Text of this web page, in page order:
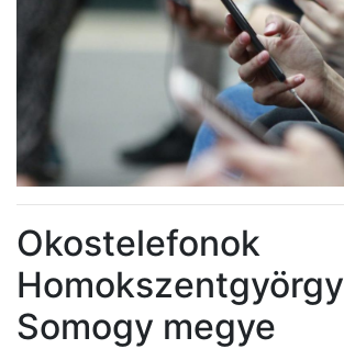
Okostelefonok
Homokszentgyörgy
Somogy megye